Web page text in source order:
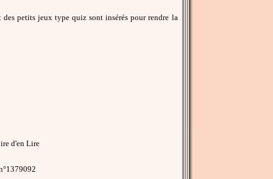
des petits jeux type quiz sont insérés pour rendre la
d'en Lire